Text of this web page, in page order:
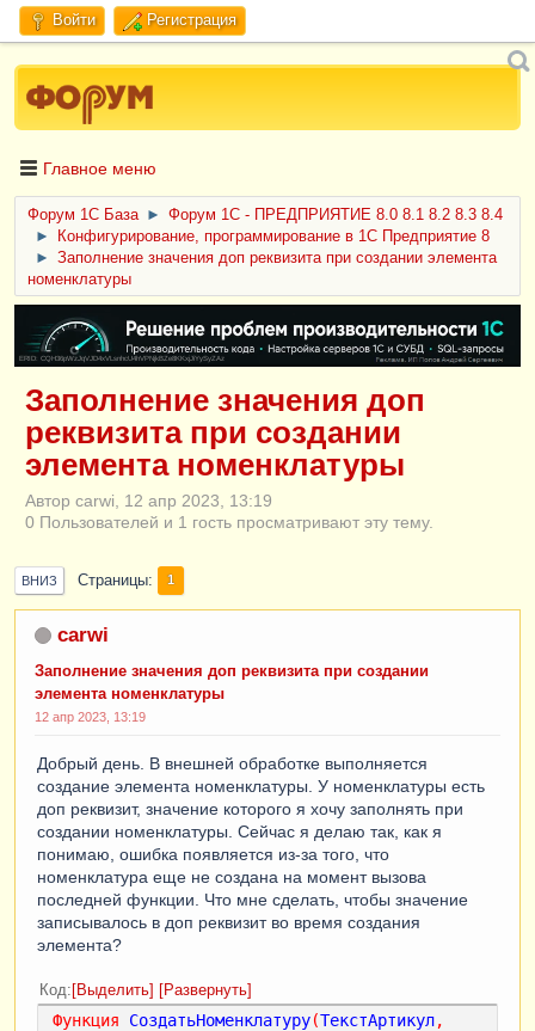
Войти Регистрация
Главное меню
Форум 1C База ►
Форум 1С - ПРЕДПРИЯТИЕ 8.0 8.1 8.2 8.3 8.4
►
Конфигурирование, программирование в 1С Предприятие 8
►
Заполнение значения доп реквизита при создании элемента
номенклатуры
ERID: CQH36pWzJqVJD4xVLsnhcU4hVPNjkBZe8KKxjJiYySyZAz
Заполнение значения доп
реквизита при создании
элемента номенклатуры
Автор carwi, 12 апр 2023, 13:19
0 Пользователей и 1 гость просматривают эту тему.
ВНИЗ Страницы 1
carwi
Заполнение значения доп реквизита при создании
элемента номенклатуры
12 апр 2023, 13:19
Добрый день. В внешней обработке выполняется
создание элемента номенклатуры. У номенклатуры есть
доп реквизит, значение которого я хочу заполнять при
создании номенклатуры. Сейчас я делаю так, как я
понимаю, ошибка появляется из-за того, что
номенклатура еще не создана на момент вызова
последней функции. Что мне сделать, чтобы значение
записывалось в доп реквизит во время создания
элемента?
Код Выделить Развернуть
Функция СоздатьНоменклатуру(ТекстАртикул,